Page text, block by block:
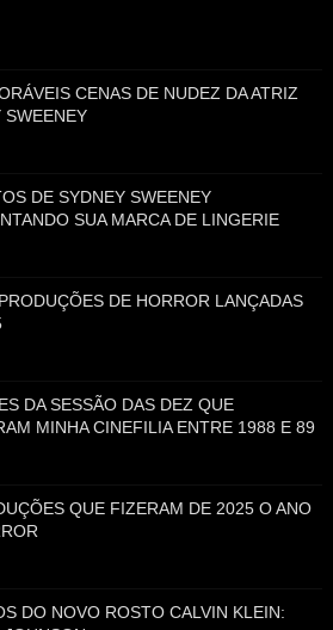
CENAS DE NUDEZ DA ATRIZ
SWEENEY
DE SYDNEY SWEENEY
SUA MARCA DE LINGERIE
DE HORROR LANÇADAS
DA SESSÃO DAS DEZ QUE
MINHA CINEFILIA ENTRE 1988 E 89
QUE FIZERAM DE 2025 O ANO
DO NOVO ROSTO CALVIN KLEIN: